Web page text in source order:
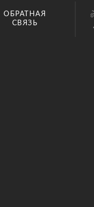
ОБРАТНАЯ
СВЯЗЬ